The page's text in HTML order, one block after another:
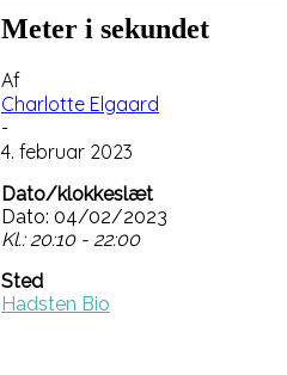
Meter i sekundet
Af
Charlotte Elgaard
-
4. februar 2023
Dato/klokkeslæt
Dato: 04/02/2023
Kl.: 20:10 - 22:00
Sted
Hadsten Bio